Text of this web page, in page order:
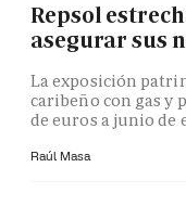
Repsol
asegurar sus
La exposición
caribeño con gas y
de euros a junio de
Raúl Masa